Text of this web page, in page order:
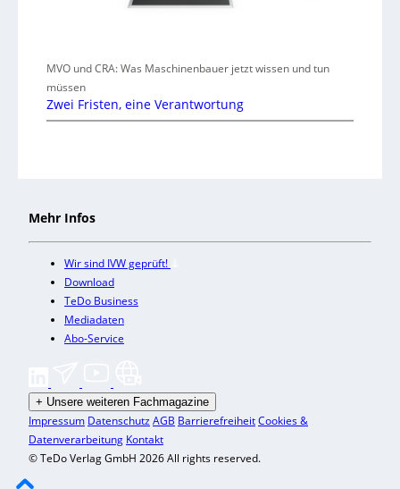
MVO und CRA: Was Maschinenbauer jetzt wissen und tun
müssen
Zwei Fristen, eine Verantwortung
Mehr Infos
Wir sind IVW geprüft!
Download
TeDo Business
Mediadaten
Abo-Service
+ Unsere weiteren Fachmagazine
Impressum DatenschutzAGB BarrierefreiheitCookies &
Datenverarbeitung Kontakt
© TeDo Verlag GmbH 2026 All rights reserved.